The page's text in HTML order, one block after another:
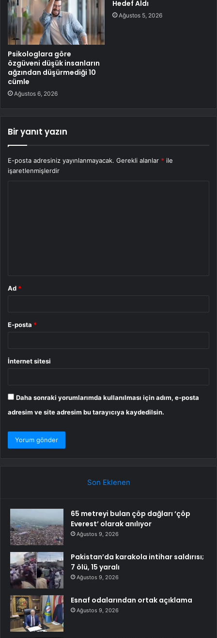
Psikologlara göre
özgüveni düşük insanların
ağzından düşürmediği 10
cümle
Ağustos 6, 2026
Hedef Aldı
Ağustos 5, 2026
Bir yanıt yazın
E-posta adresiniz yayınlanmayacak. Gerekli alanlar * ile
işaretlenmişlerdir
Ad *
E-posta *
İnternet sitesi
Daha sonraki yorumlarımda kullanılması için adım, e-posta
adresim ve site adresim bu tarayıcıya kaydedilsin.
Son Eklenen
65 metreyi bulan çöp dağları ‘çöp
Everest’ olarak anılıyor
Ağustos 9, 2026
Pakistan’da karakola intihar saldırısı;
7 ölü, 15 yaralı
Ağustos 9, 2026
Esnaf odalarından ortak açıklama
Ağustos 9, 2026